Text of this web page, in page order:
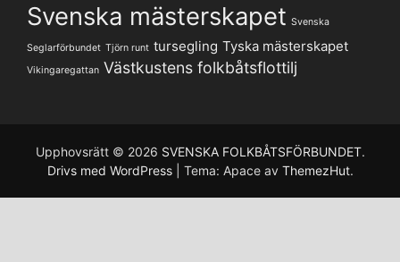
Svenska mästerskapet Svenska
Seglarförbundet Tjörn runt tursegling Tyska mästerskapet
Vikingaregattan Västkustens folkbåtsflottilj
Upphovsrätt © 2026 SVENSKA FOLKBÅTSFÖRBUNDET.
Drivs med WordPress
Tema: Apace av ThemezHut.